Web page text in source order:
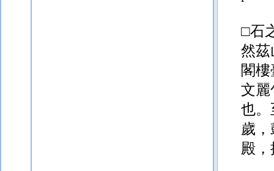
閣樓
文麗
也。
歲，
殿，